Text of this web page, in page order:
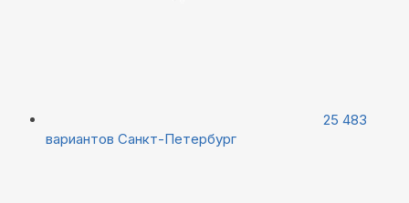
25 483
вариантов Санкт-Петербург